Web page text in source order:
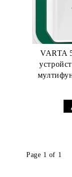
VARTA
Page 1 of 1